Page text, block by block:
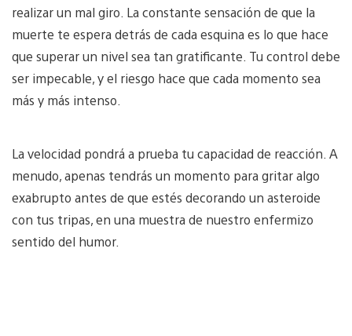
realizar un mal giro. La constante sensación de que la
muerte te espera detrás de cada esquina es lo que hace
que superar un nivel sea tan gratificante. Tu control debe
ser impecable, y el riesgo hace que cada momento sea
más y más intenso.
La velocidad pondrá a prueba tu capacidad de reacción. A
menudo, apenas tendrás un momento para gritar algo
exabrupto antes de que estés decorando un asteroide
con tus tripas, en una muestra de nuestro enfermizo
sentido del humor.